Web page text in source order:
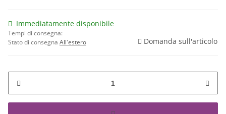
Immediatamente disponibile
Tempi di consegna:
Stato di consegna All'estero Domanda sull'articolo